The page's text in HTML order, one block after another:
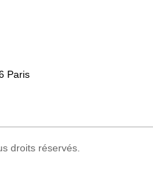
Paris
droits réservés.